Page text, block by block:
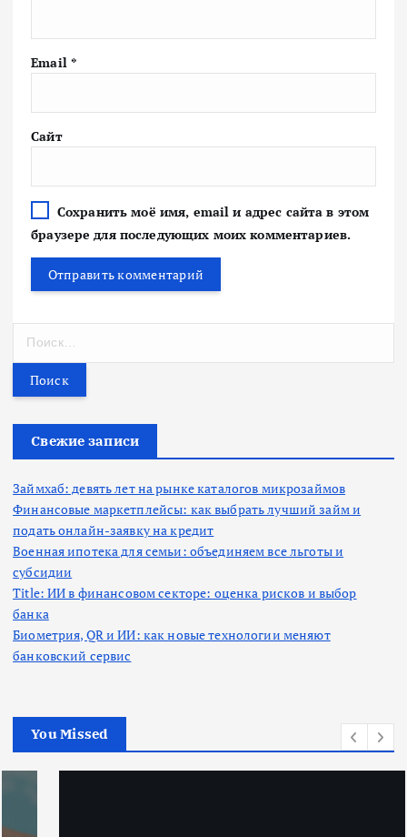
Email *
Сайт
Сохранить моё имя, email и адрес сайта в этом
браузере для последующих моих комментариев.
т
Свежие записи
Займхаб: девять лет на рынке каталогов микрозаймов
Финансовые маркетплейсы: как выбрать лучший займ и
подать онлайн-заявку на кредит
Военная ипотека для семьи: объединяем все льготы и
субсидии
Title: ИИ в финансовом секторе: оценка рисков и выбор
банка
Биометрия, QR и ИИ: как новые технологии меняют
банковский сервис
You Missed